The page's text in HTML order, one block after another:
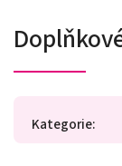
Kategorie: